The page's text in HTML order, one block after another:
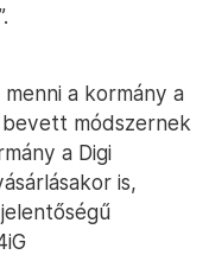
a kormány a
módszernek
a Digi
is,